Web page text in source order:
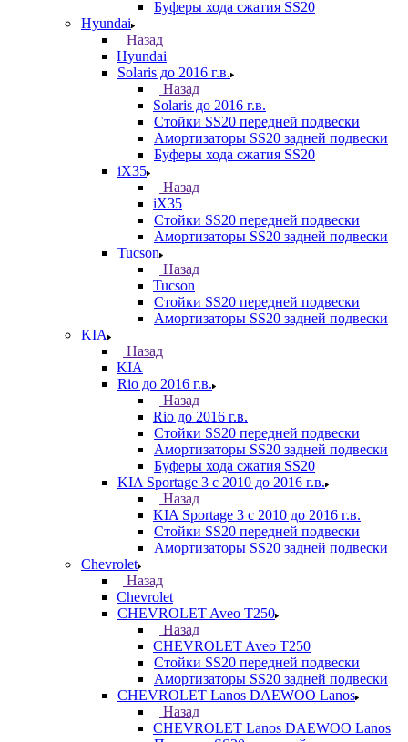
Буферы хода сжатия SS20
Hyundai
Назад
Hyundai
Solaris до 2016 г.в.
Назад
Solaris до 2016 г.в.
Стойки SS20 передней подвески
Амортизаторы SS20 задней подвески
Буферы хода сжатия SS20
iX35
Назад
iX35
Стойки SS20 передней подвески
Амортизаторы SS20 задней подвески
Tucson
Назад
Tucson
Стойки SS20 передней подвески
Амортизаторы SS20 задней подвески
KIA
Назад
KIA
Rio до 2016 г.в.
Назад
Rio до 2016 г.в.
Стойки SS20 передней подвески
Амортизаторы SS20 задней подвески
Буферы хода сжатия SS20
KIA Sportage 3 с 2010 до 2016 г.в.
Назад
KIA Sportage 3 с 2010 до 2016 г.в.
Стойки SS20 передней подвески
Амортизаторы SS20 задней подвески
Chevrolet
Назад
Chevrolet
CHEVROLET Aveo T250
Назад
CHEVROLET Aveo T250
Стойки SS20 передней подвески
Амортизаторы SS20 задней подвески
CHEVROLET Lanos DAEWOO Lanos
Назад
CHEVROLET Lanos DAEWOO Lanos